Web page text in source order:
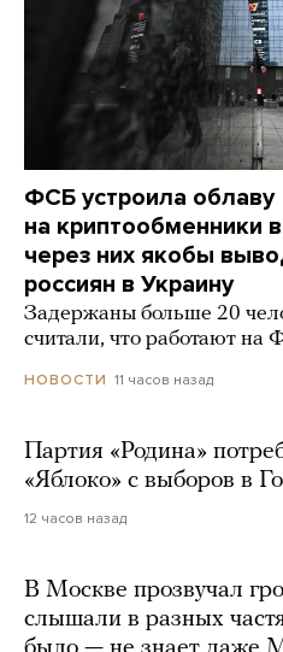
ФСБ устроила облаву
на криптообменники
через них якобы
россиян в Украину
Задержаны больше 20
считали, что работают на
НОВОСТИ 11 часов назад
Партия «Родина»
«Яблоко» с выборов в
12 часов назад
В Москве прозвучал
слышали в разных